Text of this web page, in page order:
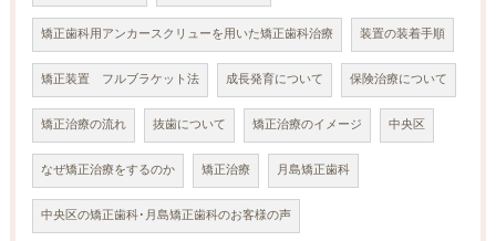
矯正歯科用アンカースクリューを用いた矯正歯科治療 装置の装着手順
矯正装置 フルブラケット法 成長発育について 保険治療について
矯正治療の流れ 抜歯について 矯正治療のイメージ 中央区
なぜ矯正治療をするのか 矯正治療 月島矯正歯科
中央区の矯正歯科･月島矯正歯科のお客様の声